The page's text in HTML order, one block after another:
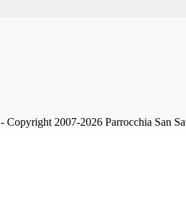
- Copyright 2007-2026 Parrocchia San